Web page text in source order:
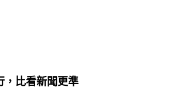
，比看新聞更準